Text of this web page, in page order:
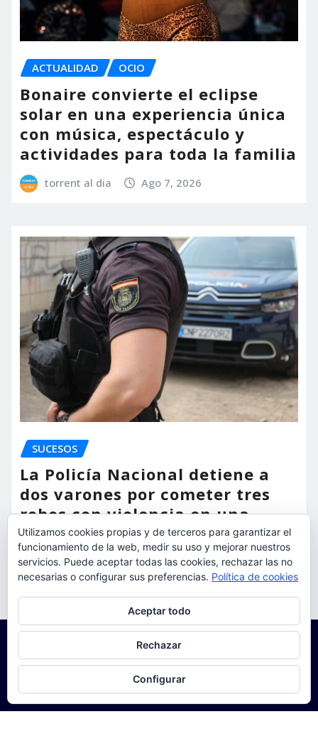
ACTUALIDAD OCIO
Bonaire convierte el eclipse
solar en una experiencia única
con música, espectáculo y
actividades para toda la familia
torrent al dia Ago 7, 2026
SUCESOS
La Policía Nacional detiene a
dos varones por cometer tres
robos con violencia en una
misma mañana
torrent al dia Ago 7, 2026
Utilizamos cookies propias y de terceros para garantizar el
funcionamiento de la web, medir su uso y mejorar nuestros
servicios. Puede aceptar todas las cookies, rechazar las no
necesarias o configurar sus preferencias. Política de cookies
Aceptar todo
Rechazar
Configurar
Para obtener más información, incluido cómo gestionar las cookies,